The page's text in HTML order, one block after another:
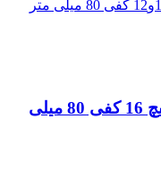
پایه کابینت پلاستیکی طرح ممتاز پیچ 16 کفی 80 میلی